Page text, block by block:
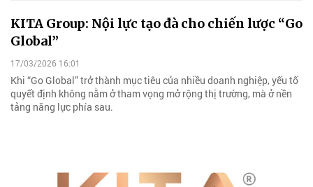
KITA Group: Nội lực tạo đà cho chiến lược “Go
Global”
17/03/2026 16:01
Khi “Go Global” trở thành mục tiêu của nhiều doanh nghiệp, yếu tố
quyết định không nằm ở tham vọng mở rộng thị trường, mà ở nền
tảng năng lực phía sau.